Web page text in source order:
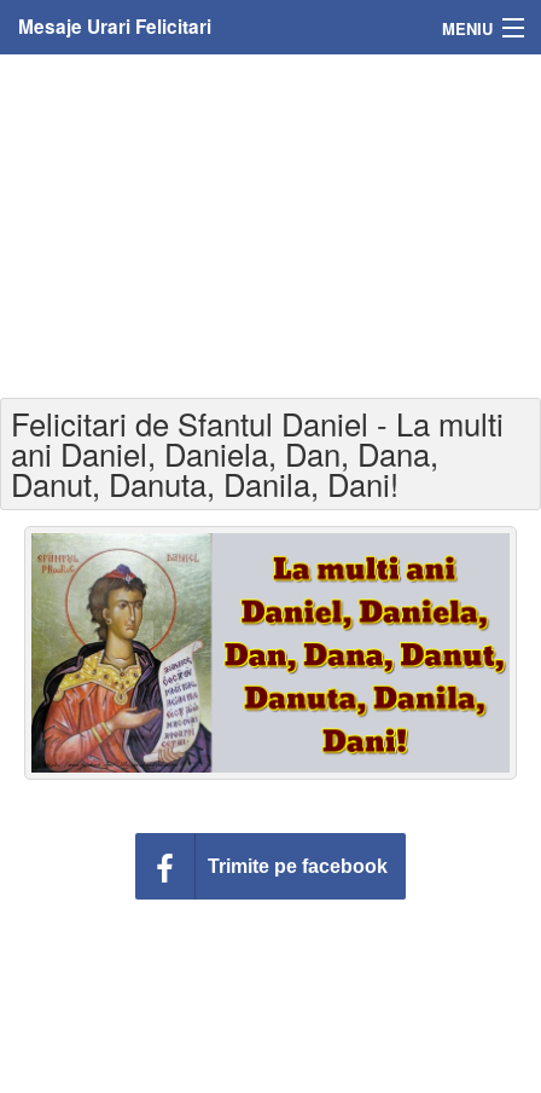
Mesaje Urari Felicitari MENIU
Felicitari varsta
Felicitari zilele anului
Felicitari zile saptamana
Felicitari muzicale
Felicitari muzicale personalizate
Felicitari animate
Invitatii personalizate
Felicitari de Sfantul Daniel - La multi
ani Daniel, Daniela, Dan, Dana,
Danut, Danuta, Danila, Dani!
Trimite pe facebook